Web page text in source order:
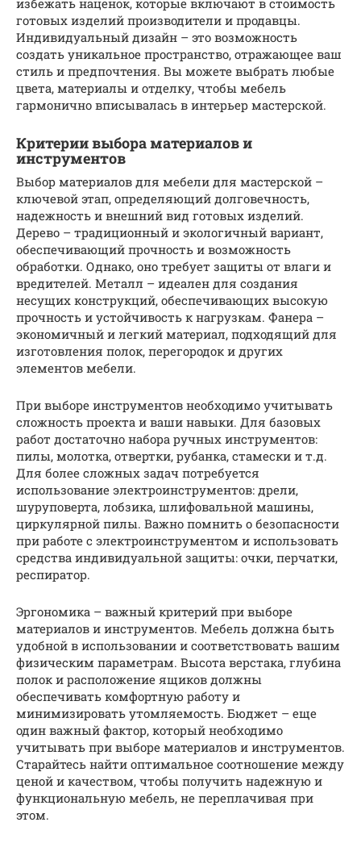
избежать наценок, которые включают в стоимость
готовых изделий производители и продавцы.
Индивидуальный дизайн – это возможность
создать уникальное пространство, отражающее ваш
стиль и предпочтения. Вы можете выбрать любые
цвета, материалы и отделку, чтобы мебель
гармонично вписывалась в интерьер мастерской.
Критерии выбора материалов и
инструментов
Выбор материалов для мебели для мастерской –
ключевой этап, определяющий долговечность,
надежность и внешний вид готовых изделий.
Дерево – традиционный и экологичный вариант,
обеспечивающий прочность и возможность
обработки. Однако, оно требует защиты от влаги и
вредителей. Металл – идеален для создания
несущих конструкций, обеспечивающих высокую
прочность и устойчивость к нагрузкам. Фанера –
экономичный и легкий материал, подходящий для
изготовления полок, перегородок и других
элементов мебели.
При выборе инструментов необходимо учитывать
сложность проекта и ваши навыки. Для базовых
работ достаточно набора ручных инструментов:
пилы, молотка, отвертки, рубанка, стамески и т.д.
Для более сложных задач потребуется
использование электроинструментов: дрели,
шуруповерта, лобзика, шлифовальной машины,
циркулярной пилы. Важно помнить о безопасности
при работе с электроинструментом и использовать
средства индивидуальной защиты: очки, перчатки,
респиратор.
Эргономика – важный критерий при выборе
материалов и инструментов. Мебель должна быть
удобной в использовании и соответствовать вашим
физическим параметрам. Высота верстака, глубина
полок и расположение ящиков должны
обеспечивать комфортную работу и
минимизировать утомляемость. Бюджет – еще
один важный фактор, который необходимо
учитывать при выборе материалов и инструментов.
Старайтесь найти оптимальное соотношение между
ценой и качеством, чтобы получить надежную и
функциональную мебель, не переплачивая при
этом.